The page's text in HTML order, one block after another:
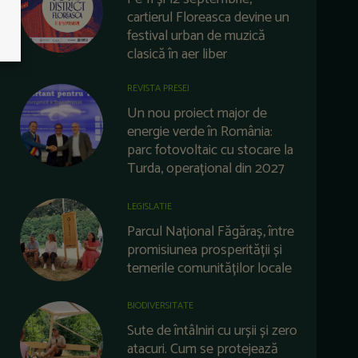
cartierul Floreasca devine un
festival urban de muzică
clasică în aer liber
REVISTA PRESEI
Un nou proiect major de
energie verde în România:
parc fotovoltaic cu stocare la
Turda, operațional din 2027
LEGISLATIE
Parcul Național Făgăraș, între
promisiunea prosperității și
temerile comunităților locale
BIODIVERSITATE
Sute de întâlniri cu urșii și zero
atacuri. Cum se protejează